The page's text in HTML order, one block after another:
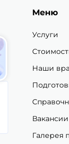
Меню
Услуги
Наши
Вакансии
Галерея